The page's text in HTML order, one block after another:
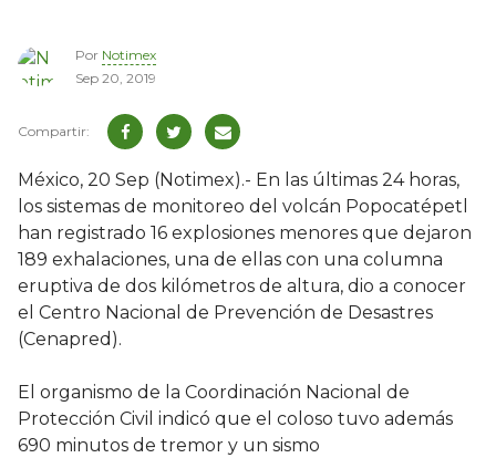
Por Notimex
Sep 20, 2019
México, 20 Sep (Notimex).- En las últimas 24 horas,
los sistemas de monitoreo del volcán Popocatépetl
han registrado 16 explosiones menores que dejaron
189 exhalaciones, una de ellas con una columna
eruptiva de dos kilómetros de altura, dio a conocer
el Centro Nacional de Prevención de Desastres
(Cenapred).
El organismo de la Coordinación Nacional de
Protección Civil indicó que el coloso tuvo además
690 minutos de tremor y un sismo